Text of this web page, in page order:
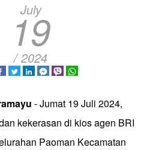
July
19
/ 2024
- Jumat 19 Juli 2024,
kekerasan di kios agen BRI
Paoman Kecamatan